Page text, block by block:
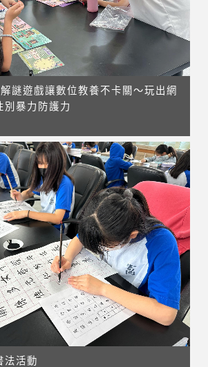
謎遊戲讓數位教養不卡關～玩出網
別暴力防護力
法活動